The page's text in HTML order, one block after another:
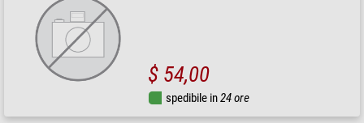
$ 54,00
spedibile in24 ore